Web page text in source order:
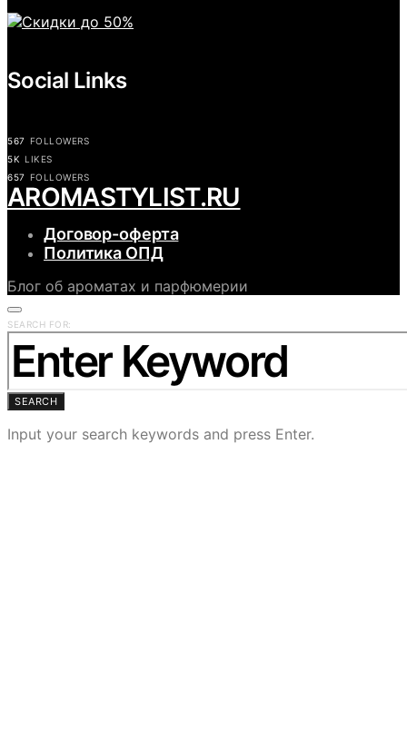
Social Links
567 FOLLOWERS
5K LIKES
657 FOLLOWERS
АROMASTYLIST.RU
Договор-оферта
Политика ОПД
Блог об ароматах и парфюмерии
SEARCH FOR:
SEARCH
Input your search keywords and press Enter.